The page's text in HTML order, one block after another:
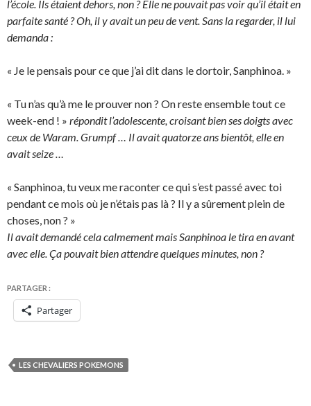
l’école. Ils étaient dehors, non ? Elle ne pouvait pas voir qu’il était en
parfaite santé ? Oh, il y avait un peu de vent. Sans la regarder, il lui
demanda :
« Je le pensais pour ce que j’ai dit dans le dortoir, Sanphinoa. »
« Tu n’as qu’à me le prouver non ? On reste ensemble tout ce
week-end ! » répondit l’adolescente, croisant bien ses doigts avec
ceux de Waram. Grumpf … Il avait quatorze ans bientôt, elle en
avait seize …
« Sanphinoa, tu veux me raconter ce qui s’est passé avec toi
pendant ce mois où je n’étais pas là ? Il y a sûrement plein de
choses, non ? »
Il avait demandé cela calmement mais Sanphinoa le tira en avant
avec elle. Ça pouvait bien attendre quelques minutes, non ?
PARTAGER :
Partager
LES CHEVALIERS POKEMONS